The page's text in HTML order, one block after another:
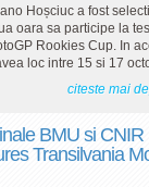
Hoșciuc a fost
oara sa participe la
Rookies Cup. In
loc intre 15 si 17
citeste mai
BMU si CNIR
Transilvania